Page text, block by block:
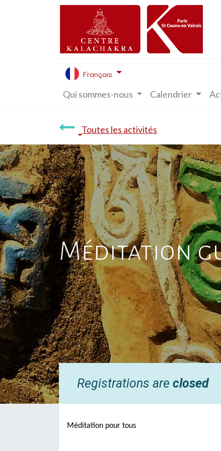
Français
Qui sommes-nous Calendrier
Toutes les activités
Méditation
Registrations are closed
Méditation pour tous